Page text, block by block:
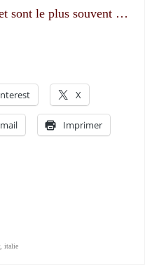
sont le plus souvent …
X
Imprimer
, italie